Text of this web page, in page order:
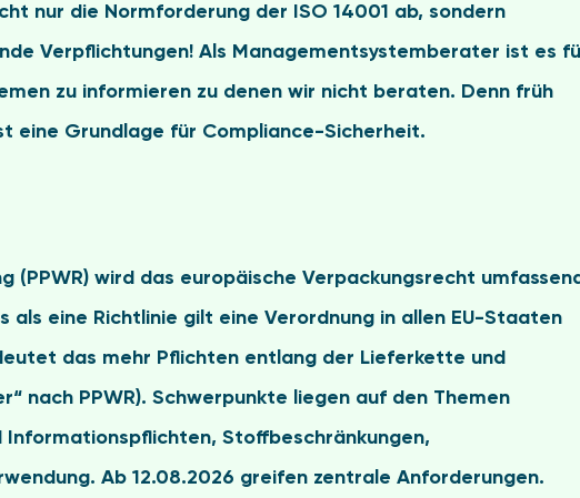
nur die Normforderung der ISO 14001 ab, sondern
Verpflichtungen! Als Managementsystemberater ist es
zu informieren zu denen wir nicht beraten. Denn früh
eine Grundlage für Compliance-Sicherheit.
(PPWR) wird das europäische Verpackungsrecht
als eine Richtlinie gilt eine Verordnung in allen EU-Staaten
das mehr Pflichten entlang der Lieferkette und
nach PPWR). Schwerpunkte liegen auf den Themen
Informationspflichten, Stoffbeschränkungen,
Ab 12.08.2026 greifen zentrale Anforderungen.